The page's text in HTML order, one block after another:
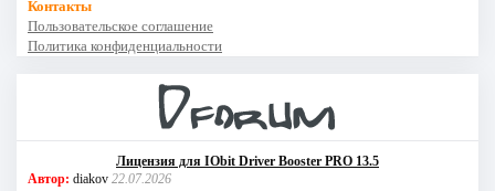
Контакты
Пользовательское соглашение
Политика конфиденциальности
Лицензия для IObit Driver Booster PRO 13.5
Автор: diakov 22.07.2026